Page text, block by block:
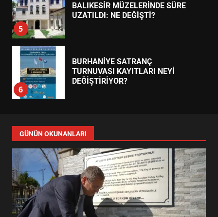
5
BALIKESİR MÜZELERİNDE SÜRE
UZATILDI: NE DEĞİŞTİ?
6
BURHANİYE SATRANÇ
TURNUVASI KAYITLARI NEYİ
DEĞİŞTİRİYOR?
7
YENİ YÖNETİM NASIL
ŞEKİLLENDİ?
1
AYVALIK SU MİRASI İÇİN
HAREKETE GEÇİYOR: GÖZLER
BULUŞMADA
GÜNÜN OKUNANLARI